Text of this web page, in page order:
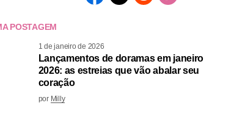
POSTAGEM
1 de janeiro de 2026
Lançamentos de doramas em janeiro
2026: as estreias que vão abalar seu
coração
por Milly